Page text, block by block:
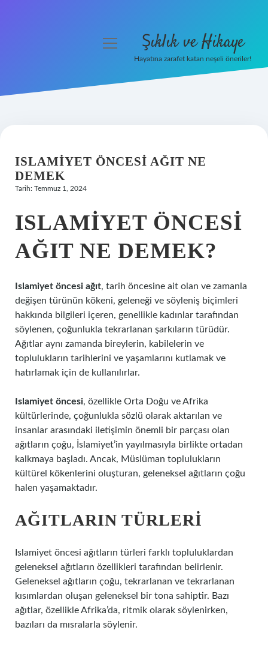
Hakkımızda
menüyü
Şıklık ve Hikaye
Hayatına zarafet katan neşeli öneriler!
ISLAMIYET ÖNCESI AĞIT NE
DEMEK
Tarih: Temmuz 1, 2024
ISLAMIYET ÖNCESI
AĞIT NE DEMEK?
Islamiyet öncesi ağıt, tarih öncesine ait olan ve zamanla
değişen türünün kökeni, geleneği ve söyleniş biçimleri
hakkında bilgileri içeren, genellikle kadınlar tarafından
söylenen, çoğunlukla tekrarlanan şarkıların türüdür.
Ağıtlar aynı zamanda bireylerin, kabilelerin ve
toplulukların tarihlerini ve yaşamlarını kutlamak ve
hatırlamak için de kullanılırlar.
Islamiyet öncesi, özellikle Orta Doğu ve Afrika
kültürlerinde, çoğunlukla sözlü olarak aktarılan ve
insanlar arasındaki iletişimin önemli bir parçası olan
ağıtların çoğu, İslamiyet’in yayılmasıyla birlikte ortadan
kalkmaya başladı. Ancak, Müslüman toplulukların
kültürel kökenlerini oluşturan, geleneksel ağıtların çoğu
halen yaşamaktadır.
AĞITLARIN TÜRLERI
Islamiyet öncesi ağıtların türleri farklı topluluklardan
geleneksel ağıtların özellikleri tarafından belirlenir.
Geleneksel ağıtların çoğu, tekrarlanan ve tekrarlanan
kısımlardan oluşan geleneksel bir tona sahiptir. Bazı
ağıtlar, özellikle Afrika’da, ritmik olarak söylenirken,
bazıları da mısralarla söylenir.